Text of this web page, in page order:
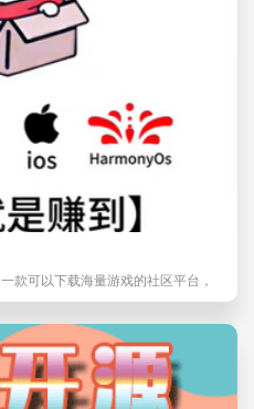
款可以下载海量游戏的社区平台，